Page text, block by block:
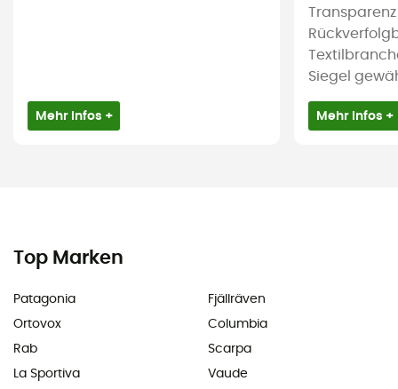
Mehr Infos +
Siegel
Mehr Infos +
Top Marken
Patagonia
Ortovox
Rab
La Sportiva
Fjällräven
Columbia
Scarpa
Vaude